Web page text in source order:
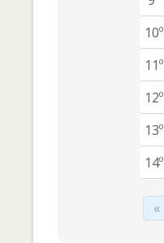
10º
11º
12º
13º
14º
«